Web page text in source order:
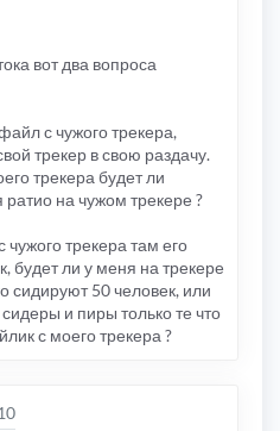
трекеров
=array();
= "http://
= "http://
= "http://192.168.1.2/
URL трекера
array
вот два вопроса
с чужого трекера,
трекер в свою раздачу.
трекера будет ли
на чужом трекере ?
чужого трекера там его
будет ли у меня на трекере
сидируют 50 человек, или
и пиры только те что
с моего трекера ?